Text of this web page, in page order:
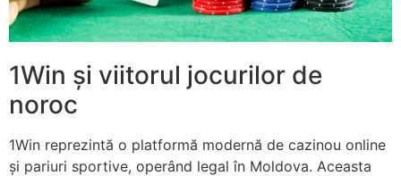
1Win și viitorul jocurilor de
noroc
1Win reprezintă o platformă modernă de cazinou online
și pariuri sportive, operând legal în Moldova. Aceasta